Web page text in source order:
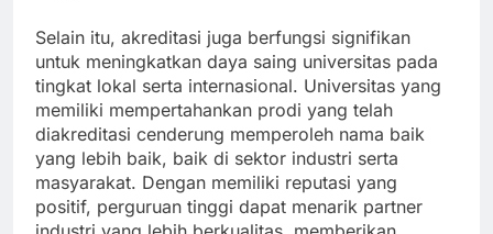
Selain itu, akreditasi juga berfungsi signifikan
untuk meningkatkan daya saing universitas pada
tingkat lokal serta internasional. Universitas yang
memiliki mempertahankan prodi yang telah
diakreditasi cenderung memperoleh nama baik
yang lebih baik, baik di sektor industri serta
masyarakat. Dengan memiliki reputasi yang
positif, perguruan tinggi dapat menarik partner